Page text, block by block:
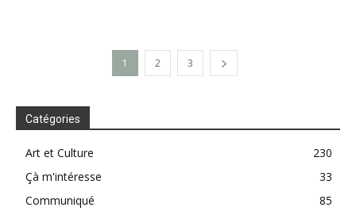
1 2 3
Catégories
Art et Culture
230
Çà m'intéresse
33
Communiqué
85